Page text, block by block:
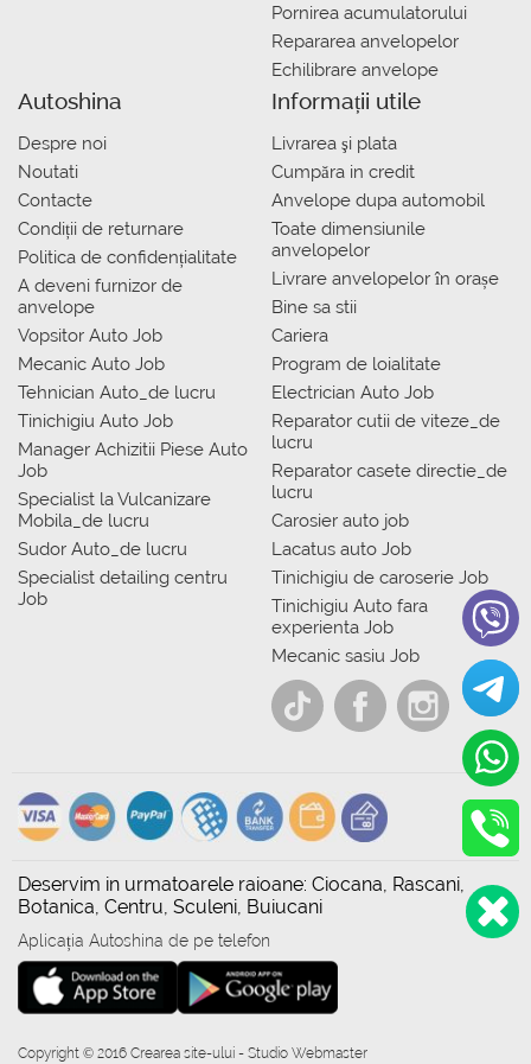
Pornirea acumulatorului
Repararea anvelopelor
Echilibrare anvelope
Autoshina
Despre noi
Noutati
Contacte
Condiții de returnare
Politica de confidențialitate
A deveni furnizor de
anvelope
Vopsitor Auto Job
Mecanic Auto Job
Tehnician Auto_de lucru
Tinichigiu Auto Job
Manager Achizitii Piese Auto
Job
Specialist la Vulcanizare
Mobila_de lucru
Sudor Auto_de lucru
Specialist detailing centru
Job
Informații utile
Livrarea şi plata
Сumpăra in credit
Anvelope dupa automobil
Toate dimensiunile
anvelopelor
Livrare anvelopelor în orașe
Bine sa stii
Cariera
Program de loialitate
Electrician Auto Job
Reparator cutii de viteze_de
lucru
Reparator casete directie_de
lucru
Carosier auto job
Lacatus auto Job
Tinichigiu de caroserie Job
Tinichigiu Auto fara
experienta Job
Mecanic sasiu Job
Deservim in urmatoarele raioane: Ciocana, Rascani,
Botanica, Centru, Sculeni, Buiucani
Aplicația Autoshina de pe telefon
Copyright © 2016 Crearea site-ului - Studio Webmaster